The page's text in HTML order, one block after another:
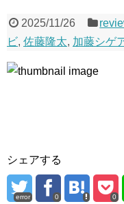
2025/11/26
ビ, 佐藤隆太, 加藤シゲ
シェアする
error 0 0